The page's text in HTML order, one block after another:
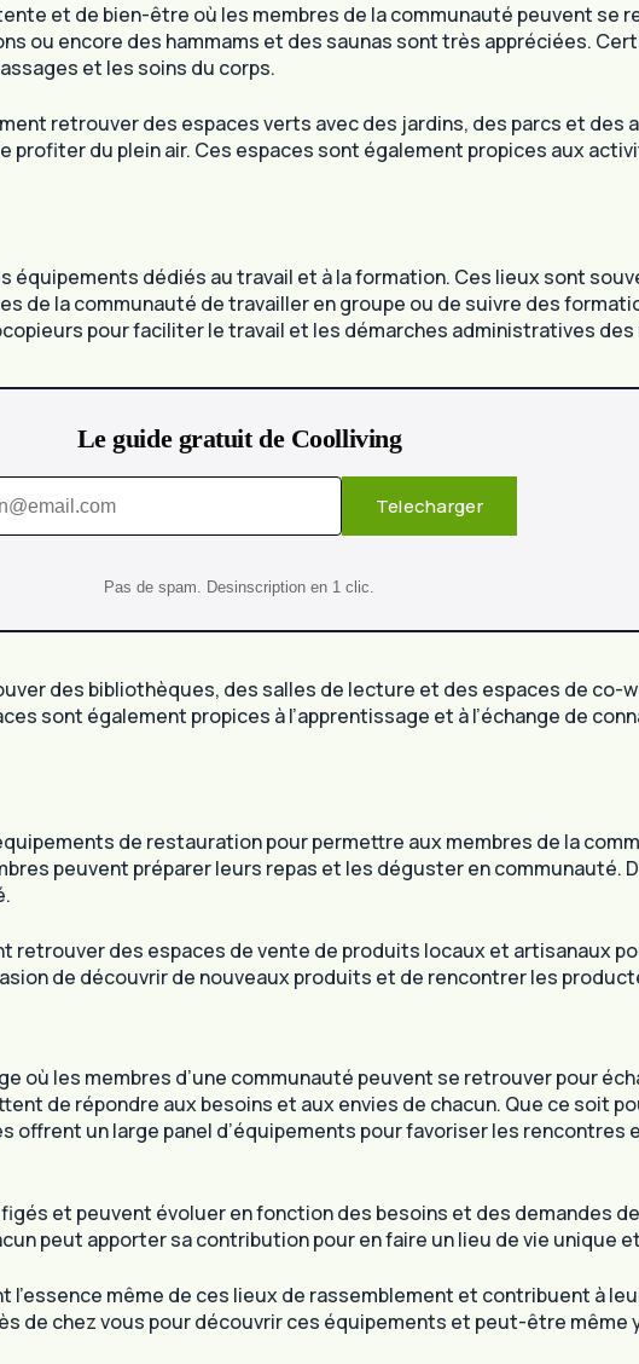
et de bien-être où les membres de la communauté peuvent se
ou encore des hammams et des saunas sont très appréciées.
et les soins du corps.
retrouver des espaces verts avec des jardins, des parcs et
du plein air. Ces espaces sont également propices aux
dédiés au travail et à la formation. Ces lieux sont
de la communauté de travailler en groupe ou de suivre des
pour faciliter le travail et les démarches administratives
Le guide gratuit de Coolliving
Telecharger
Pas de spam. Desinscription en 1 clic.
des bibliothèques, des salles de lecture et des espaces de co-
sont également propices à l’apprentissage et à l’échange de
de restauration pour permettre aux membres de la
peuvent préparer leurs repas et les déguster en communauté.
retrouver des espaces de vente de produits locaux et artisanaux
de découvrir de nouveaux produits et de rencontrer les
où les membres d’une communauté peuvent se retrouver pour
de répondre aux besoins et aux envies de chacun. Que ce soit
un large panel d’équipements pour favoriser les rencontres
et peuvent évoluer en fonction des besoins et des demandes
peut apporter sa contribution pour en faire un lieu de vie unique
même de ces lieux de rassemblement et contribuent à
de chez vous pour découvrir ces équipements et peut-être